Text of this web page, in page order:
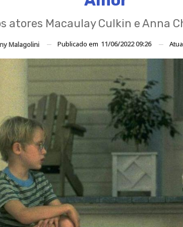
atores Macaulay Culkin e Anna
Malagolini Publicado em 11/06/2022 09:26